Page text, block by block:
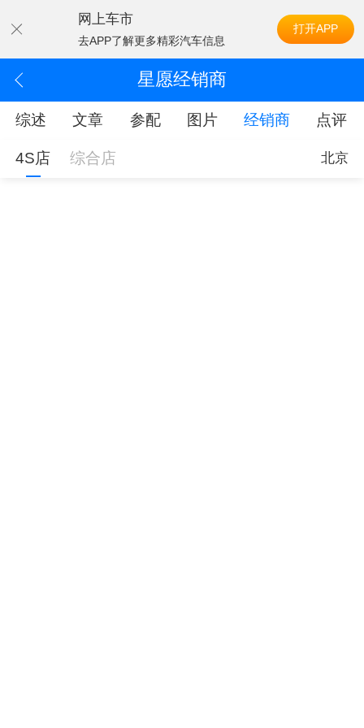
网上车市
去APP了解更多精彩汽车信息
打开APP
星愿经销商
综述 文章 参配 图片 经销商 点评
4S店 综合店 北京